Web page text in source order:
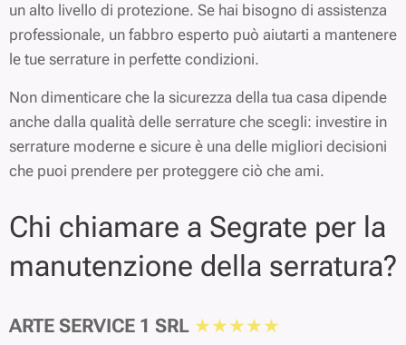
un alto livello di protezione. Se hai bisogno di assistenza
professionale, un fabbro esperto può aiutarti a mantenere
le tue serrature in perfette condizioni.
Non dimenticare che la sicurezza della tua casa dipende
anche dalla qualità delle serrature che scegli: investire in
serrature moderne e sicure è una delle migliori decisioni
che puoi prendere per proteggere ciò che ami.
Chi chiamare a Segrate per la
manutenzione della serratura?
ARTE SERVICE 1 SRL ★★★★★